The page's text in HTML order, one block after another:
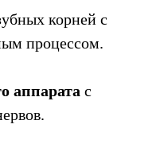
корней с
процессом.
аппарата с